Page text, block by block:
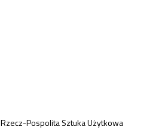
Pospolita Sztuka Użytkowa